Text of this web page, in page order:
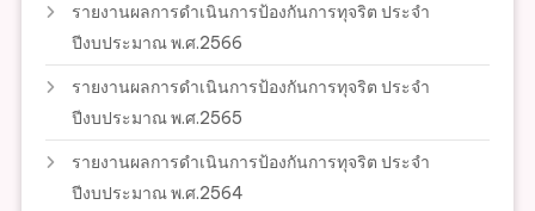
รายงานผลการดำเนินการป้องกันการทุจริต ประจำ
ปีงบประมาณ พ.ศ.2566
รายงานผลการดำเนินการป้องกันการทุจริต ประจำ
ปีงบประมาณ พ.ศ.2565
รายงานผลการดำเนินการป้องกันการทุจริต ประจำ
ปีงบประมาณ พ.ศ.2564